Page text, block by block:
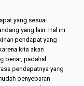
yang sesuai
yang lain. Hal ini
pendapat yang
kita akan
benar, padahal
pendapatnya yang
penyebaran